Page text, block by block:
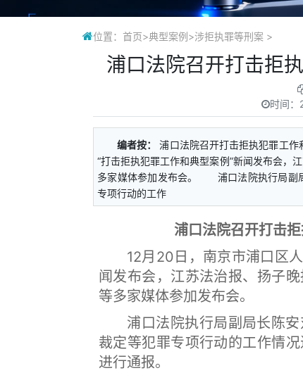
位置： 首页>典型案例 >涉拒执罪等刑案 >
浦口法院召开打击拒
时间：
编者按：
浦口法院召开打击拒执犯罪工
“打击拒执犯罪工作和典型案例”新闻发布会，
多家媒体参加发布会。 浦口法院执行局副
专项行动的工作
浦口法院召开打击
12月20日，南京市浦口区人
闻发布会，江苏法治报、扬子
等多家媒体参加发布会。
浦口法院执行局副局长陈安
裁定等犯罪专项行动的工作情
进行通报。